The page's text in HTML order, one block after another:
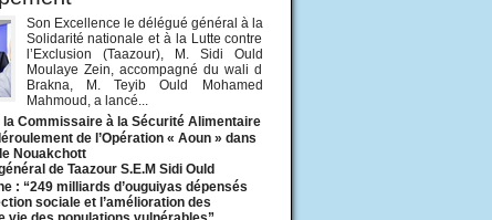
Son Excellence le délégué général à la
Solidarité nationale et à la Lutte contre
l’Exclusion (Taazour), M. Sidi Ould
Moulaye Zein, accompagné du wali d
Brakna, M. Teyib Ould Mohamed
Mahmoud, a lancé...
la Commissaire à la Sécurité Alimentaire
de l’Opération « Aoun » dans
Nouakchott
de Taazour S.E.M Sidi Ould
: “249 milliards d’ouguiyas dépensés
sociale et l’amélioration des